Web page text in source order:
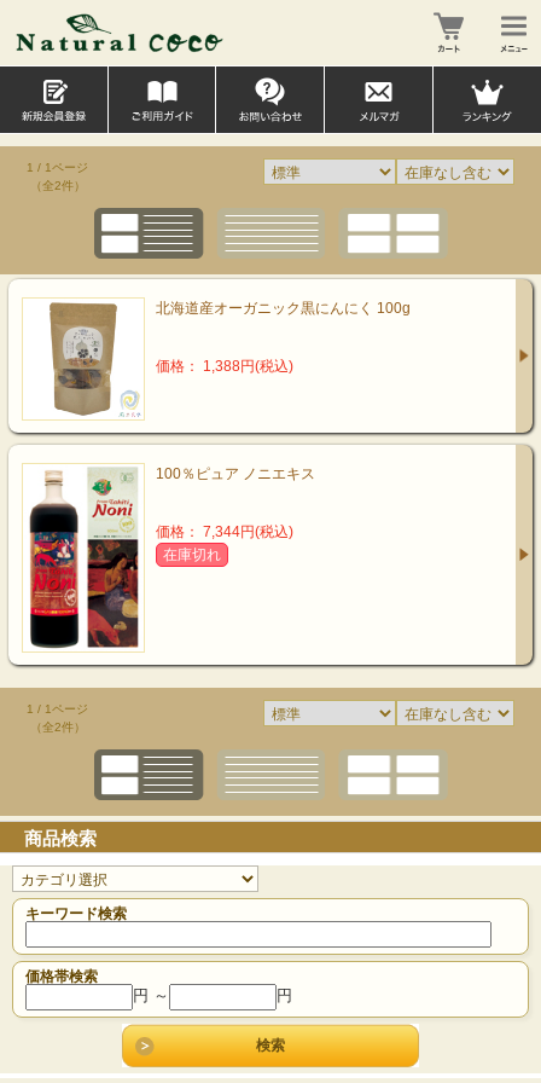
1 / 1ページ
（全2件）
北海道産オーガニック黒にんにく 100g
価格： 1,388円(税込)
100％ピュア ノニエキス
価格： 7,344円(税込)
在庫切れ
1 / 1ページ
（全2件）
商品検索
キーワード検索
価格帯検索
円 ～ 円